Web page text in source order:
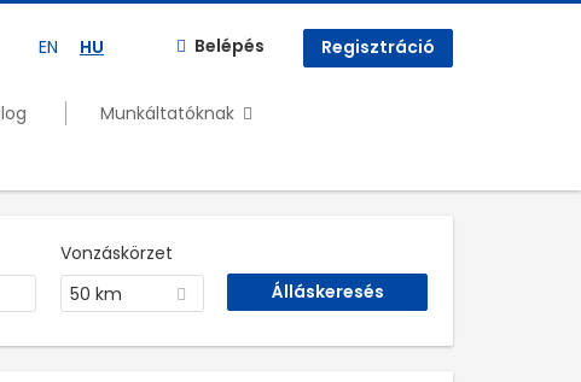
EN HU Belépés Regisztráció
Munkáltatóknak
Vonzáskörzet
50 km